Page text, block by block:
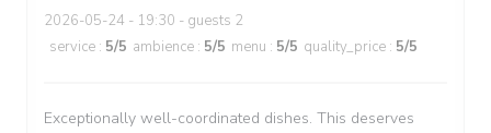
2026-05-24 - 19:30 - guests 2
service : 5/5 ambience : 5/5 menu : 5/5 quality_price : 5/5
Exceptionally well-coordinated dishes. This deserves